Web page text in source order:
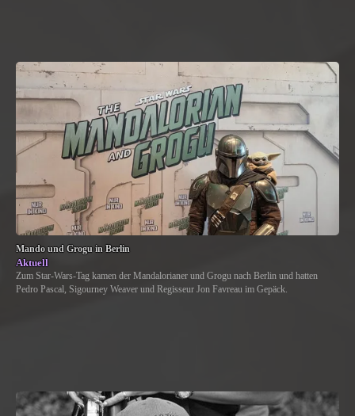
Mando und Grogu in Berlin
Aktuell
Zum Star-Wars-Tag kamen der Mandalorianer und Grogu nach Berlin und hatten
Pedro Pascal, Sigourney Weaver und Regisseur Jon Favreau im Gepäck.